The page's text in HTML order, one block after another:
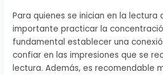
Para quienes se inician en la lectura
importante practicar la
fundamental establecer una
confiar en las impresiones que se
lectura. Además, es recomendable